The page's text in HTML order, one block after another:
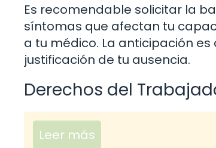
Es recomendable solicitar la
síntomas que afectan tu
a tu médico. La anticipación
justificación de tu ausencia.
Derechos del
Leer más